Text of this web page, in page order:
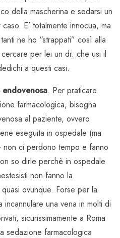
della mascherina e sedarsi un
E’ totalmente innocua, ma
ne ho “strappati” così alla
per lei un dr. che usi il
a questi casi.
. Per praticare
farmacologica, bisogna
al paziente, ovvero
eseguita in ospedale (ma
ci perdono tempo e fanno
so dirle perchè in ospedale
non fanno la
ovunque. Forse per la
una vena in molti di
sicurissimamente a Roma
sedazione farmacologica